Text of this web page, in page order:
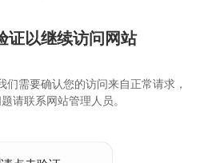
证以继续访问网站
们需要确认您的访问来自正常请求，
请联系网站管理人员。